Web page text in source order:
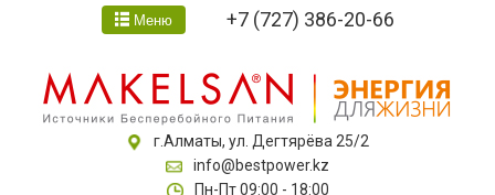
Меню +7 (727) 386-20-66
г.Алматы, ул. Дегтярёва 25/2
info@bestpower.kz
Пн-Пт 09:00 - 18:00